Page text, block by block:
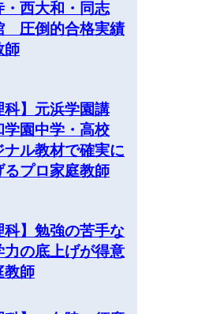
西大和・同志
圧倒的合格実績
師
科】元浜学園講
園中学・高校
ル教材で確実に
るプロ家庭教師
科】勉強の苦手な
力の底上げが得意
教師